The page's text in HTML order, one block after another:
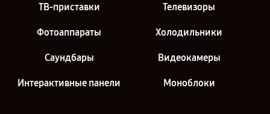
ТВ-приставки Телевизоры
Фотоаппараты Холодильники
Саундбары Видеокамеры
Интерактивные панели Моноблоки